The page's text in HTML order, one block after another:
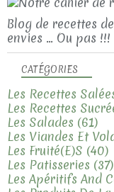
Blog de recettes
envies ... Ou pas !!!
CATÉGORIES
Les Recettes
Les Recettes
Les Salades (61)
Les Viandes Et
Les Fruité(e)s (40)
Les Patisseries (37)
Les Apéritifs And